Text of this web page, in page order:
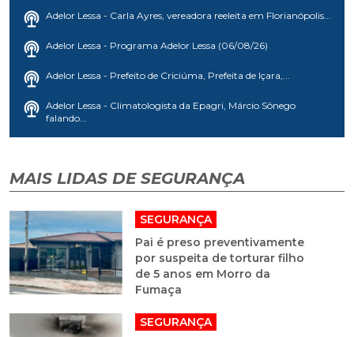
Adelor Lessa - Carla Ayres, vereadora reeleita em Florianópolis...
Adelor Lessa - Programa Adelor Lessa (06/08/26)
Adelor Lessa - Prefeito de Criciúma, Prefeita de Içara,...
Adelor Lessa - Climatologista da Epagri, Márcio Sônego
falando...
MAIS LIDAS DE SEGURANÇA
SEGURANÇA
Pai é preso preventivamente
por suspeita de torturar filho
de 5 anos em Morro da
Fumaça
SEGURANÇA